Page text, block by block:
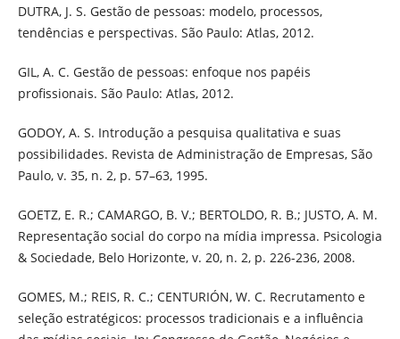
DUTRA, J. S. Gestão de pessoas: modelo, processos,
tendências e perspectivas. São Paulo: Atlas, 2012.
GIL, A. C. Gestão de pessoas: enfoque nos papéis
profissionais. São Paulo: Atlas, 2012.
GODOY, A. S. Introdução a pesquisa qualitativa e suas
possibilidades. Revista de Administração de Empresas, São
Paulo, v. 35, n. 2, p. 57–63, 1995.
GOETZ, E. R.; CAMARGO, B. V.; BERTOLDO, R. B.; JUSTO, A. M.
Representação social do corpo na mídia impressa. Psicologia
& Sociedade, Belo Horizonte, v. 20, n. 2, p. 226-236, 2008.
GOMES, M.; REIS, R. C.; CENTURIÓN, W. C. Recrutamento e
seleção estratégicos: processos tradicionais e a influência